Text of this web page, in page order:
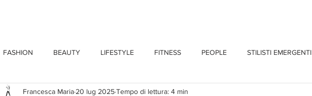
FASHION BEAUTY LIFESTYLE FITNESS PEOPLE STILISTI EMERGENTI
Francesca Maria 20 lug 2025Tempo di lettura: 4 min